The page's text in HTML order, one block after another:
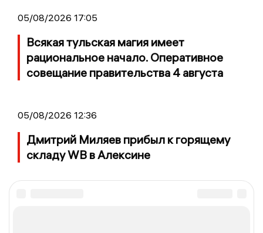
05/08/2026 17:05
Всякая тульская магия имеет
рациональное начало. Оперативное
совещание правительства 4 августа
05/08/2026 12:36
Дмитрий Миляев прибыл к горящему
складу WB в Алексине